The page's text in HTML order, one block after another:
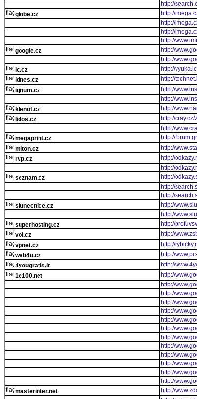
http://
globe.cz
http://
http://
http://
http://
google.cz
http://
http://
ic.cz
http://
idnes.cz
http://
ignum.cz
http://
http://
klenot.cz
http://
lidos.cz
http://
http://
megaprint.cz
http://
miton.cz
http://
rvp.cz
http://
http://
seznam.cz
http://
http://
http://
slunecnice.cz
http://
http://
superhosting.cz
http://
vol.cz
http://
vpnet.cz
http://
web4u.cz
http://
4yougratis.it
http://
1e100.net
http://
http://
http://
http://
http://
http://
http://
http://
http://
http://
http://
http://
http://
masterinter.net
http://